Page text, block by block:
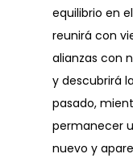
equilibrio en
reunirá con
alianzas con
y descubrirá
pasado,
permanecer
nuevo y